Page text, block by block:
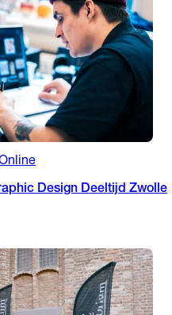
Design Deeltijd Zwolle